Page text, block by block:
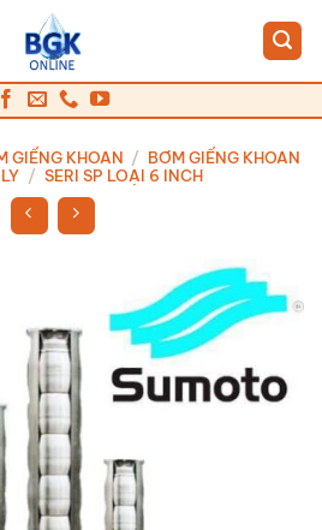
GIẾNG KHOAN / BƠM GIẾNG KHOAN
/ SERI SP LOẠI 6 INCH